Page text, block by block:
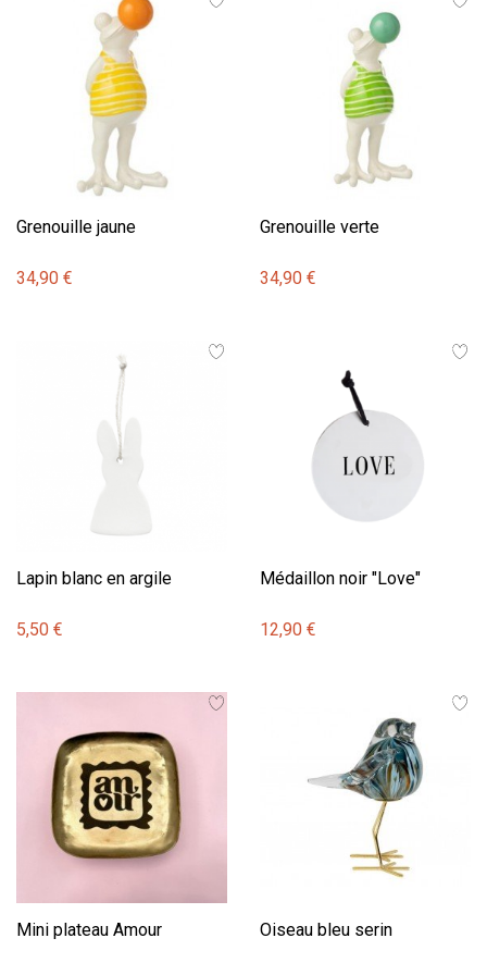
Grenouille jaune
34,90 €
Grenouille verte
34,90 €
Lapin blanc en argile
5,50 €
Médaillon noir "Love"
12,90 €
Mini plateau Amour Oiseau bleu serin